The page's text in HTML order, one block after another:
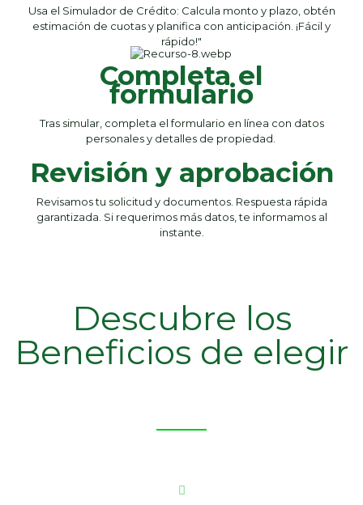
Usa el Simulador de Crédito: Calcula monto y plazo, obtén
estimación de cuotas y planifica con anticipación. ¡Fácil y
rápido!"
Completa el
formulario
Tras simular, completa el formulario en línea con datos
personales y detalles de propiedad.
Revisión y aprobación
Revisamos tu solicitud y documentos. Respuesta rápida
garantizada. Si requerimos más datos, te informamos al
instante.
Descubre los
Beneficios de elegir